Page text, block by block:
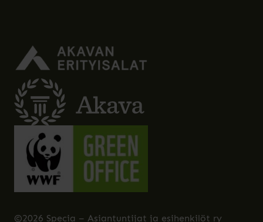
©2026 Specia – Asiantuntijat ja esihenkilöt ry